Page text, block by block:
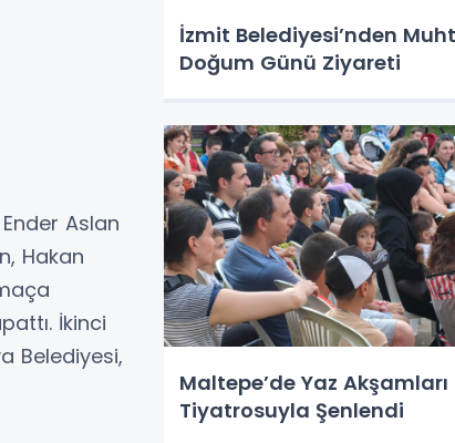
Aslan
Hakan
İkinci
Belediyesi,
İzmit Belediyesi’nden
Doğum Günü Ziyareti
Maltepe’de Yaz
Tiyatrosuyla Şenlendi